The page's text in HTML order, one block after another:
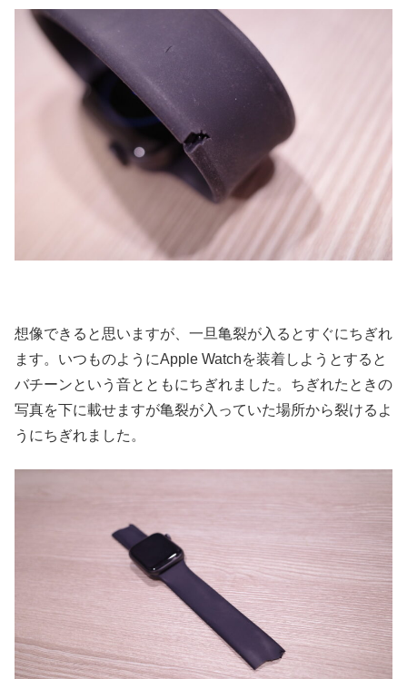
想像できると思いますが、一旦亀裂が入るとすぐにちぎれ
ます。いつものようにApple Watchを装着しようとすると
バチーンという音とともにちぎれました。ちぎれたときの
写真を下に載せますが亀裂が入っていた場所から裂けるよ
うにちぎれました。